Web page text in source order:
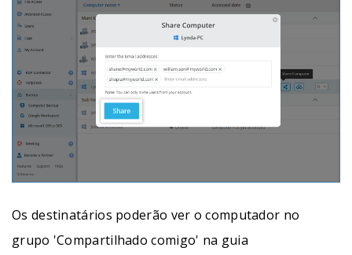
Os destinatários poderão ver o computador no
grupo 'Compartilhado comigo' na guia